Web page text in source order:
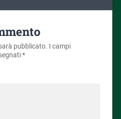
pubblicato. I campi
*